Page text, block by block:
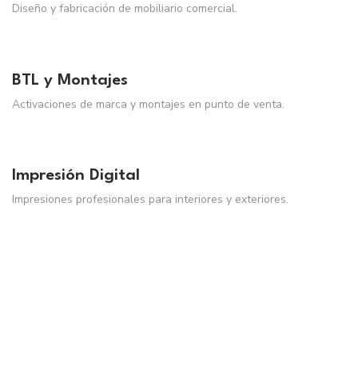
Diseño y fabricación de mobiliario comercial.
BTL y Montajes
Activaciones de marca y montajes en punto de venta.
Impresión Digital
Impresiones profesionales para interiores y exteriores.